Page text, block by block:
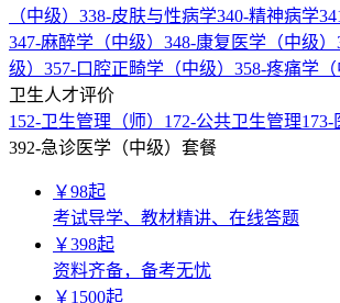
（中级） 338-皮肤与性病学340-精神病学
347-麻醉学（中级） 348-康复医学（中级）
级） 357-口腔正畸学（中级） 358-疼痛学（
卫生人才评价
152-卫生管理（师） 172-公共卫生管理173-
392-急诊医学（中级）套餐
￥98起
考试导学、教材精讲、在线答题
￥398起
资料齐备，备考无忧
￥ 1500起